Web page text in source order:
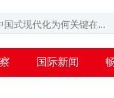
国际新闻